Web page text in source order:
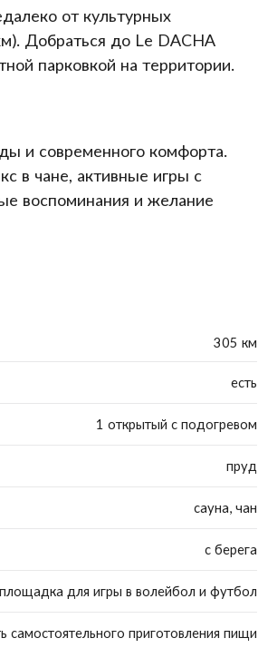
от культурных
Добраться до Le DACHA
парковкой на территории.
и современного комфорта.
в чане, активные игры с
воспоминания и желание
305 км
есть
1 открытый с подогревом
пруд
сауна, чан
с берега
площадка для игры в волейбол и футбол
самостоятельного приготовления пищи